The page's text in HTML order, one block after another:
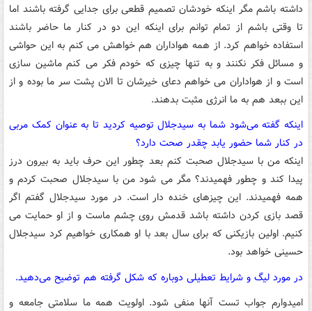
داشته باشم مگر اینکه خودشان تصمیم قطعی برای جدایی گرفته باشند اما
تا وقتی باشم از تمام توانم برای اینکه این دو در کنار ما حاضر باشند
استفاده خواهم کرد. از همه هواداران هم خواهش می کنم به این حواشی
و مسائل فکر نکنند و به تنها چیزی که خودم فکر می کنم ماشین سازی
است و از هواداران می خواهم دعای خیرشان تا الان پشت سر ما بوده و از
این ببعد هم به ما انرژی مثبت بدهند.
اینکه گفته می‌شود شما به سیدجلال توصیه کردید تا به عنوان کمک مربی
در کنار شما حضور یابد چقدر صحت دارد؟
اینکه من با سیدجلال صحبت کنم بعد چطور این حرف باید به بیرون درز
پیدا کند و چطور فهمیدند؟ مگر می شود من با سیدجلال صحبت کردم و
همه فهمیدند. این چیزهای خنده دار است. در مورد سیدجلال گفتم اگر
قصد بازی کردن داشته باشد قدمش روی چشم ماست و از او حمایت می
کنیم. اولین بازیکنی که برای سال بعد با او همکاری خواهیم کرد سیدجلال
حسینی خواهد بود.
در مورد لیگ و شرایط تعطیلی دوباره که شکل گرفته هم توضیح می‌دهید.
امیدوارم جواب تست آنها منفی شود. اولویت همه ما سلامتی جامعه و